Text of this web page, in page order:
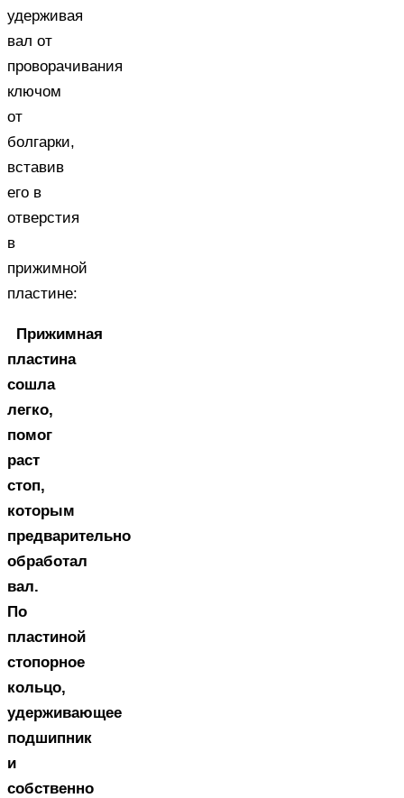
удерживая
вал от
проворачивания
ключом
от
болгарки,
вставив
его в
отверстия
в
прижимной
пластине:
Прижимная
пластина
сошла
легко,
помог
раст
стоп,
которым
предварительно
обработал
вал.
По
пластиной
стопорное
кольцо,
удерживающее
подшипник
и
собственно